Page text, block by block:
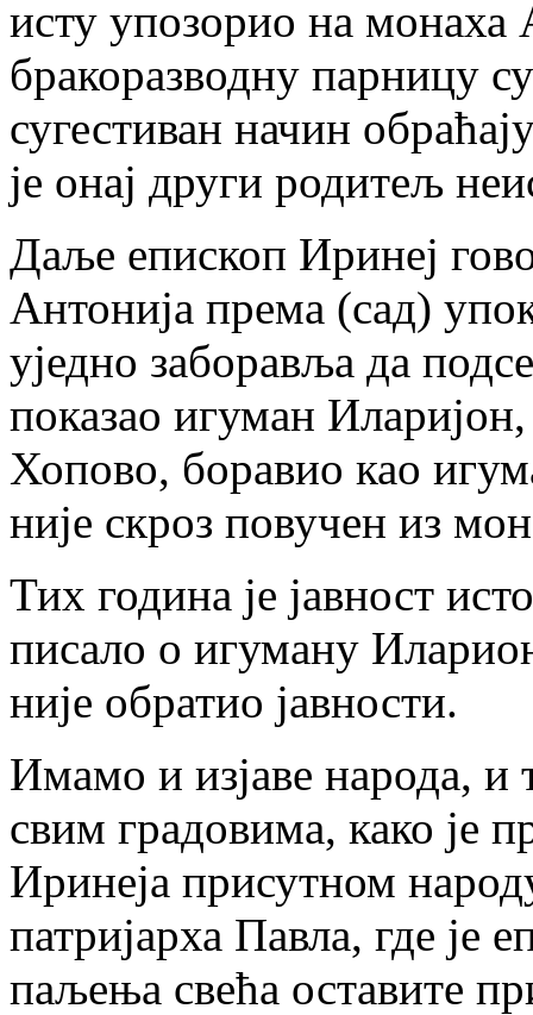
исту упозорио на монаха
бракоразводну парницу
сугестиван начин
је онај други родитељ
Даље епископ Иринеј
Антонија према (сад)
уједно заборавља да
показао игуман
Хопово, боравио као
није скроз повучен из
Тих година је јавност
писало о игуману
није обратио јавности.
Имамо и изјаве народа, и
свим градовима, како је
Иринеја присутном
патријарха Павла, где је
паљења свећа оставите